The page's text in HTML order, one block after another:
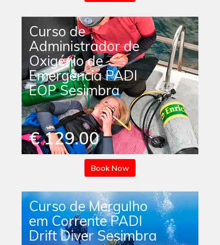
Curso de
Administrador de
Oxigénio de
Emergência PADI
EOP Sesimbra
€ 129.00
Book Now
Curso de Mergulho
em Corrente PADI
Drift Diver Sesimbra